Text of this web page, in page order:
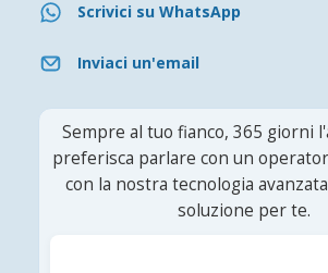
Scrivici su WhatsApp
Inviaci un'email
Sempre al tuo fianco, 365 giorni
preferisca parlare con un
con la nostra tecnologia
soluzione per te.